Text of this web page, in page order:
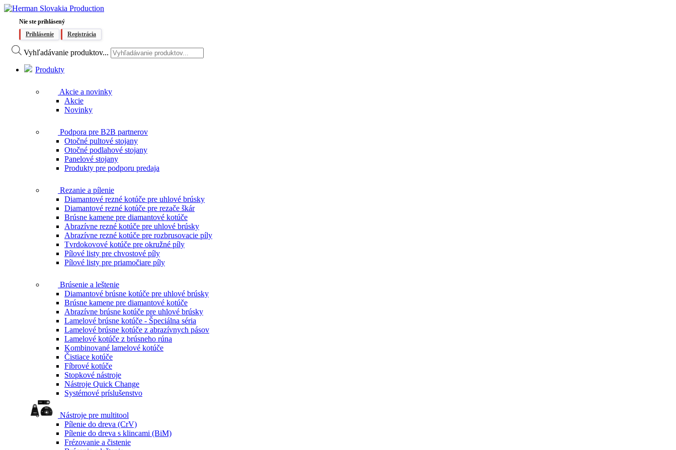
Nie ste prihlásený
Prihlásenie
Registrácia
Vyhľadávanie produktov...
Produkty
Akcie a novinky
Akcie
Novinky
Podpora pre B2B partnerov
Otočné pultové stojany
Otočné podlahové stojany
Panelové stojany
Produkty pre podporu predaja
Rezanie a pílenie
Diamantové rezné kotúče pre uhlové brúsky
Diamantové rezné kotúče pre rezače škár
Brúsne kamene pre diamantové kotúče
Abrazívne rezné kotúče pre uhlové brúsky
Abrazívne rezné kotúče pre rozbrusovacie píly
Tvrdokovové kotúče pre okružné píly
Pílové listy pre chvostové píly
Pílové listy pre priamočiare píly
Brúsenie a leštenie
Diamantové brúsne kotúče pre uhlové brúsky
Brúsne kamene pre diamantové kotúče
Abrazívne brúsne kotúče pre uhlové brúsky
Lamelové brúsne kotúče - Špeciálna séria
Lamelové brúsne kotúče z abrazívnych pásov
Lamelové kotúče z brúsneho rúna
Kombinované lamelové kotúče
Čistiace kotúče
Fíbrové kotúče
Stopkové nástroje
Nástroje Quick Change
Systémové príslušenstvo
Nástroje pre multitool
Pílenie do dreva (CrV)
Pílenie do dreva s klincami (BiM)
Frézovanie a čistenie